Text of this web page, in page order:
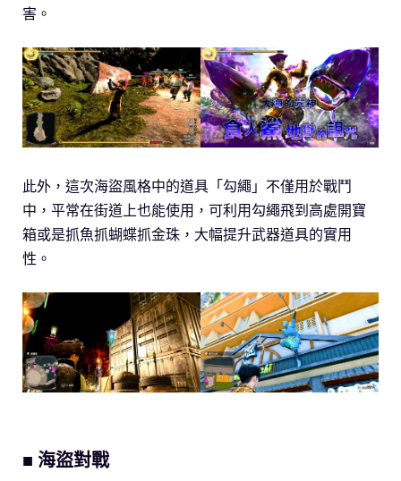
害。
此外，這次海盜風格中的道具「勾繩」不僅用於戰鬥
中，平常在街道上也能使用，可利用勾繩飛到高處開寶
箱或是抓魚抓蝴蝶抓金珠，大幅提升武器道具的實用
性。
■ 海盜對戰